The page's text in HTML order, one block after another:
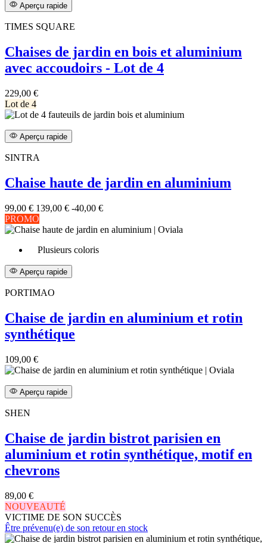
Aperçu rapide
TIMES SQUARE
Chaises de jardin en bois et aluminium
avec accoudoirs - Lot de 4
229,00 €
Lot de 4
Aperçu rapide
SINTRA
Chaise haute de jardin en aluminium
99,00 € 139,00 € -40,00 €
PROMO
Plusieurs coloris
Aperçu rapide
PORTIMAO
Chaise de jardin en aluminium et rotin
synthétique
109,00 €
Aperçu rapide
SHEN
Chaise de jardin bistrot parisien en
aluminium et rotin synthétique, motif en
chevrons
89,00 €
NOUVEAUTÉ
VICTIME DE SON SUCCÈS
Être prévenu(e) de son retour en stock